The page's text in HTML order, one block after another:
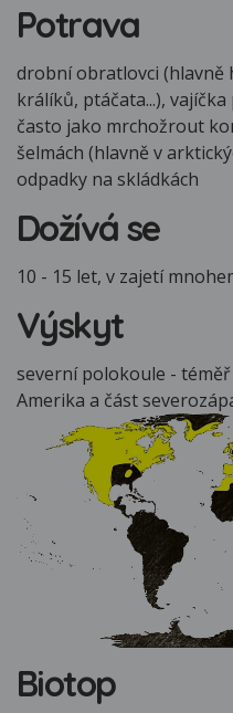
Potrava
drobní obratlovci (hlavně
králíků, ptáčata...),
často jako mrchožrout
šelmách (hlavně v
odpadky na skládkách
Dožívá se
10 - 15 let, v zajetí
Výskyt
severní polokoule - téměř
Amerika a část
Biotop